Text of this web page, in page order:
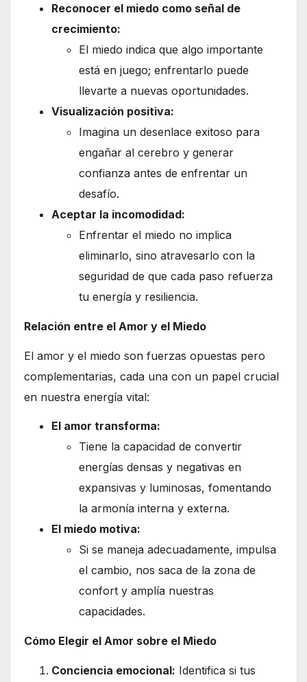
Reconocer el miedo como señal de
crecimiento:
El miedo indica que algo importante
está en juego; enfrentarlo puede
llevarte a nuevas oportunidades.
Visualización positiva:
Imagina un desenlace exitoso para
engañar al cerebro y generar
confianza antes de enfrentar un
desafío.
Aceptar la incomodidad:
Enfrentar el miedo no implica
eliminarlo, sino atravesarlo con la
seguridad de que cada paso refuerza
tu energía y resiliencia.
Relación entre el Amor y el Miedo
El amor y el miedo son fuerzas opuestas pero
complementarias, cada una con un papel crucial
en nuestra energía vital:
El amor transforma:
Tiene la capacidad de convertir
energías densas y negativas en
expansivas y luminosas, fomentando
la armonía interna y externa.
El miedo motiva:
Si se maneja adecuadamente, impulsa
el cambio, nos saca de la zona de
confort y amplía nuestras
capacidades.
Cómo Elegir el Amor sobre el Miedo
Conciencia emocional: Identifica si tus